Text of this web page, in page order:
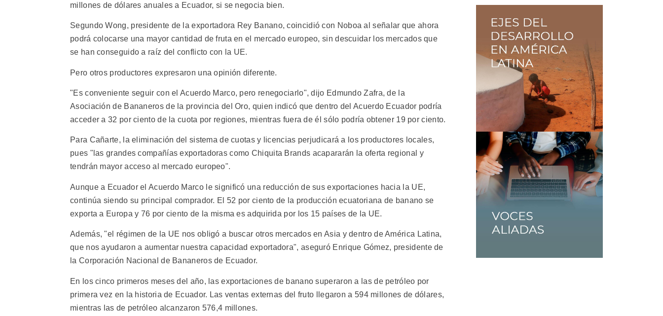
millones de dólares anuales a Ecuador, si se negocia bien.
Segundo Wong, presidente de la exportadora Rey Banano, coincidió con Noboa al señalar que ahora
podrá colocarse una mayor cantidad de fruta en el mercado europeo, sin descuidar los mercados que
se han conseguido a raíz del conflicto con la UE.
Pero otros productores expresaron una opinión diferente.
"Es conveniente seguir con el Acuerdo Marco, pero renegociarlo", dijo Edmundo Zafra, de la
Asociación de Bananeros de la provincia del Oro, quien indicó que dentro del Acuerdo Ecuador podría
acceder a 32 por ciento de la cuota por regiones, mientras fuera de él sólo podría obtener 19 por ciento.
Para Cañarte, la eliminación del sistema de cuotas y licencias perjudicará a los productores locales,
pues "las grandes compañías exportadoras como Chiquita Brands acapararán la oferta regional y
tendrán mayor acceso al mercado europeo".
Aunque a Ecuador el Acuerdo Marco le significó una reducción de sus exportaciones hacia la UE,
continúa siendo su principal comprador. El 52 por ciento de la producción ecuatoriana de banano se
exporta a Europa y 76 por ciento de la misma es adquirida por los 15 países de la UE.
Además, "el régimen de la UE nos obligó a buscar otros mercados en Asia y dentro de América Latina,
que nos ayudaron a aumentar nuestra capacidad exportadora", aseguró Enrique Gómez, presidente de
la Corporación Nacional de Bananeros de Ecuador.
En los cinco primeros meses del año, las exportaciones de banano superaron a las de petróleo por
primera vez en la historia de Ecuador. Las ventas externas del fruto llegaron a 594 millones de dólares,
mientras las de petróleo alcanzaron 576,4 millones.